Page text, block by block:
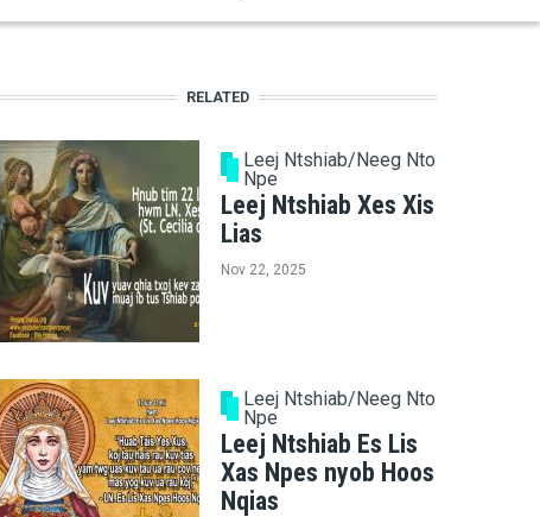
RELATED
Leej Ntshiab/Neeg Nto
Npe
Leej Ntshiab Xes Xis
Lias
Nov 22, 2025
Leej Ntshiab/Neeg Nto
Npe
Leej Ntshiab Es Lis
Xas Npes nyob Hoos
Nqias